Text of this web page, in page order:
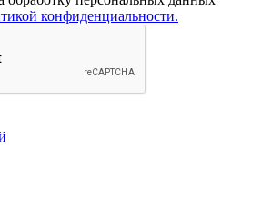
конфиденциальности.